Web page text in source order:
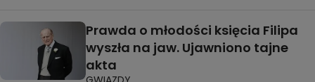
Prawda o młodości księcia Filipa
wyszła na jaw. Ujawniono tajne
akta